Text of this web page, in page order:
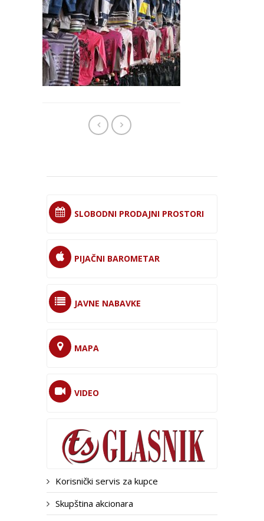
SLOBODNI PRODAJNI PROSTORI
PIJAČNI BAROMETAR
JAVNE NABAVKE
MAPA
VIDEO
Korisnički servis za kupce
Skupština akcionara